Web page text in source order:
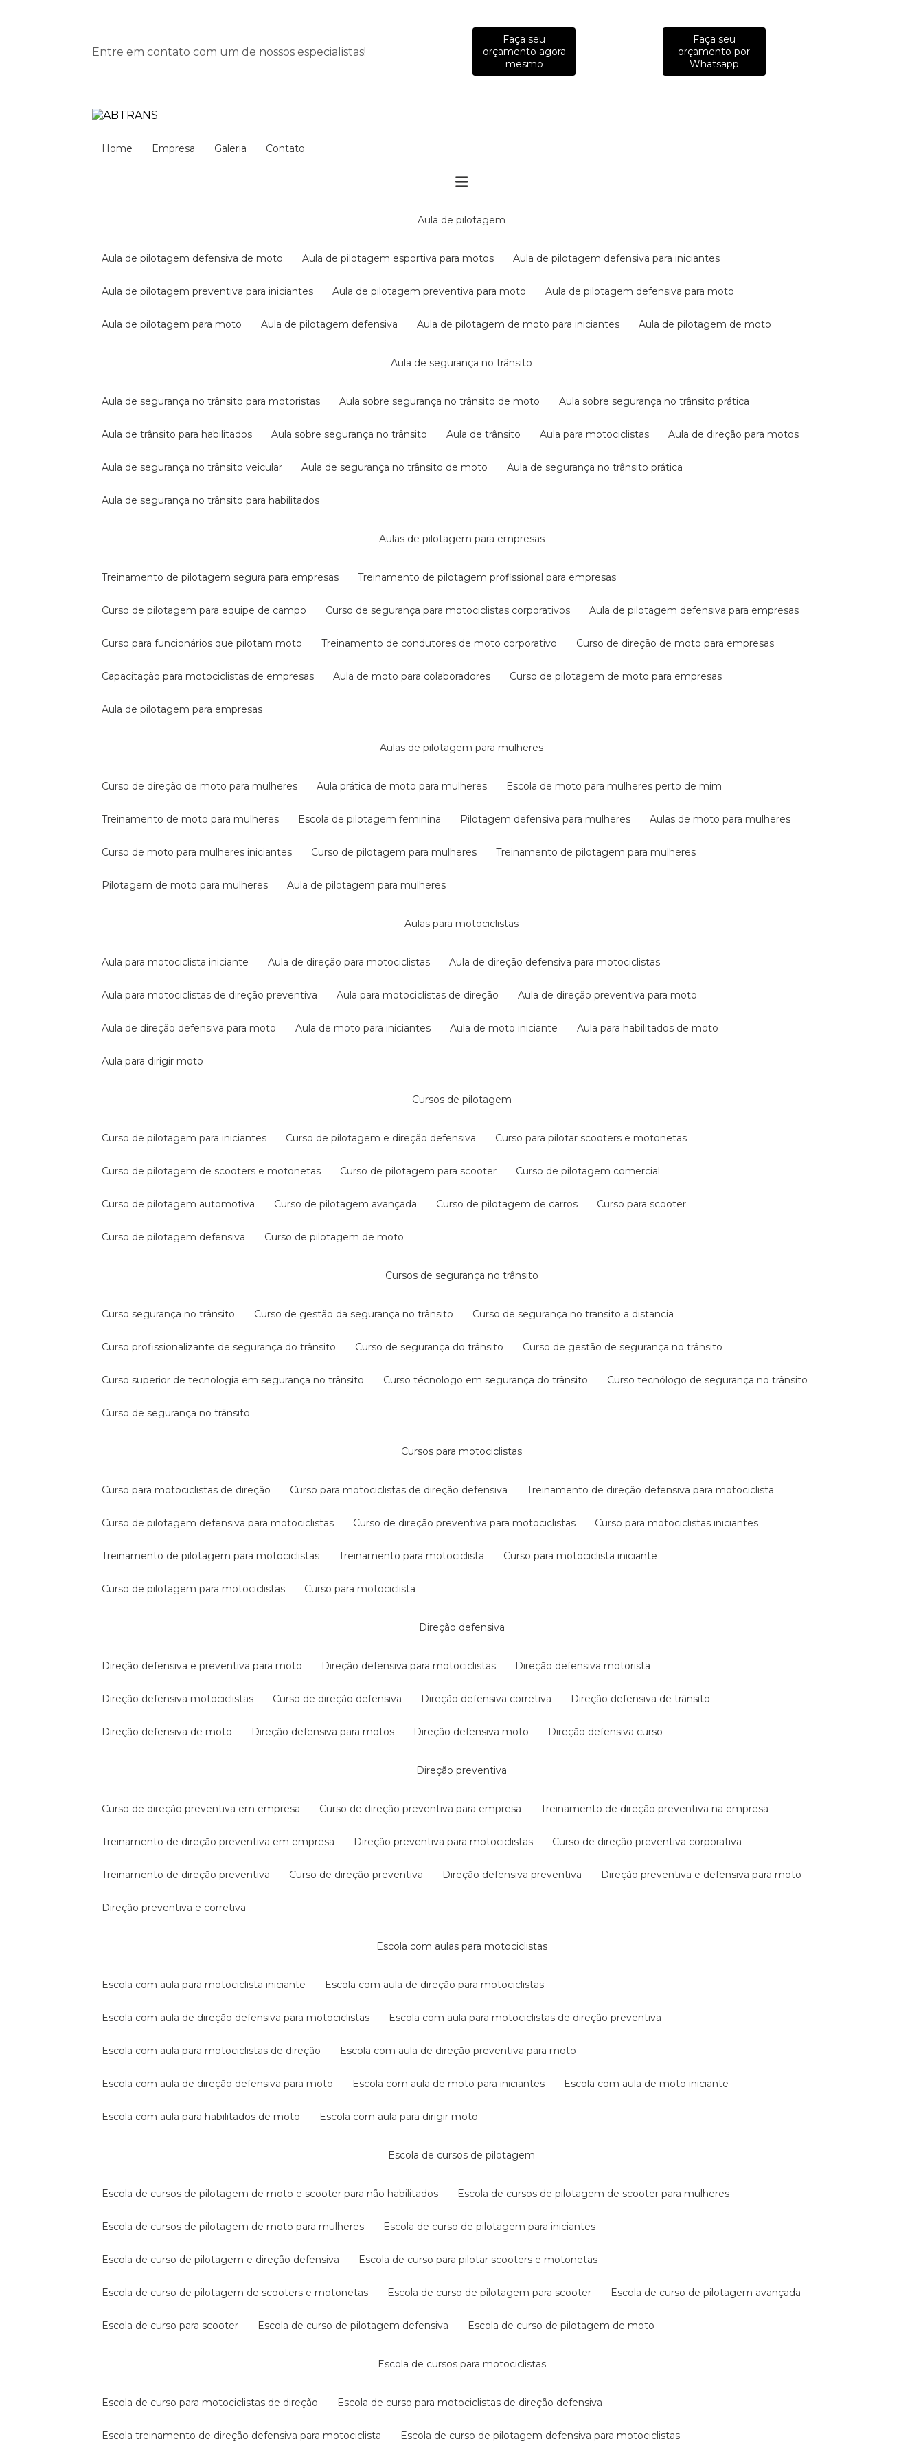
Entre em contato com um de nossos especialistas!
Faça seu
orçamento agora
mesmo
Faça seu
orçamento por
Whatsapp
Home Empresa Galeria Contato
aula de pilotagem
aula de pilotagem defensiva de moto aula de pilotagem esportiva para motos aula de pilotagem defensiva para iniciantes
aula de pilotagem preventiva para iniciantes aula de pilotagem preventiva para moto aula de pilotagem defensiva para moto
aula de pilotagem para moto aula de pilotagem defensiva aula de pilotagem de moto para iniciantes aula de pilotagem de moto
aula de segurança no trânsito
aula de segurança no trânsito para motoristas aula sobre segurança no trânsito de moto aula sobre segurança no trânsito prática
aula de trânsito para habilitados aula sobre segurança no trânsito aula de trânsito aula para motociclistas aula de direção para motos
aula de segurança no trânsito veicular aula de segurança no trânsito de moto aula de segurança no trânsito prática
aula de segurança no trânsito para habilitados
aulas de pilotagem para empresas
treinamento de pilotagem segura para empresas treinamento de pilotagem profissional para empresas
curso de pilotagem para equipe de campo curso de segurança para motociclistas corporativos aula de pilotagem defensiva para empresas
curso para funcionários que pilotam moto treinamento de condutores de moto corporativo curso de direção de moto para empresas
capacitação para motociclistas de empresas aula de moto para colaboradores curso de pilotagem de moto para empresas
aula de pilotagem para empresas
aulas de pilotagem para mulheres
curso de direção de moto para mulheres aula prática de moto para mulheres escola de moto para mulheres perto de mim
treinamento de moto para mulheres escola de pilotagem feminina pilotagem defensiva para mulheres aulas de moto para mulheres
curso de moto para mulheres iniciantes curso de pilotagem para mulheres treinamento de pilotagem para mulheres
pilotagem de moto para mulheres aula de pilotagem para mulheres
aulas para motociclistas
aula para motociclista iniciante aula de direção para motociclistas aula de direção defensiva para motociclistas
aula para motociclistas de direção preventiva aula para motociclistas de direção aula de direção preventiva para moto
aula de direção defensiva para moto aula de moto para iniciantes aula de moto iniciante aula para habilitados de moto
aula para dirigir moto
cursos de pilotagem
curso de pilotagem para iniciantes curso de pilotagem e direção defensiva curso para pilotar scooters e motonetas
curso de pilotagem de scooters e motonetas curso de pilotagem para scooter curso de pilotagem comercial
curso de pilotagem automotiva curso de pilotagem avançada curso de pilotagem de carros curso para scooter
curso de pilotagem defensiva curso de pilotagem de moto
cursos de segurança no trânsito
curso segurança no trânsito curso de gestão da segurança no trânsito curso de segurança no transito a distancia
curso profissionalizante de segurança do trânsito curso de segurança do trânsito curso de gestão de segurança no trânsito
curso superior de tecnologia em segurança no trânsito curso técnologo em segurança do trânsito curso tecnólogo de segurança no trânsito
curso de segurança no trânsito
cursos para motociclistas
curso para motociclistas de direção curso para motociclistas de direção defensiva treinamento de direção defensiva para motociclista
curso de pilotagem defensiva para motociclistas curso de direção preventiva para motociclistas curso para motociclistas iniciantes
treinamento de pilotagem para motociclistas treinamento para motociclista curso para motociclista iniciante
curso de pilotagem para motociclistas curso para motociclista
direção defensiva
direção defensiva e preventiva para moto direção defensiva para motociclistas direção defensiva motorista
direção defensiva motociclistas curso de direção defensiva direção defensiva corretiva direção defensiva de trânsito
direção defensiva de moto direção defensiva para motos direção defensiva moto direção defensiva curso
direção preventiva
curso de direção preventiva em empresa curso de direção preventiva para empresa treinamento de direção preventiva na empresa
treinamento de direção preventiva em empresa direção preventiva para motociclistas curso de direção preventiva corporativa
treinamento de direção preventiva curso de direção preventiva direção defensiva preventiva direção preventiva e defensiva para moto
direção preventiva e corretiva
escola com aulas para motociclistas
escola com aula para motociclista iniciante escola com aula de direção para motociclistas
escola com aula de direção defensiva para motociclistas escola com aula para motociclistas de direção preventiva
escola com aula para motociclistas de direção escola com aula de direção preventiva para moto
escola com aula de direção defensiva para moto escola com aula de moto para iniciantes escola com aula de moto iniciante
escola com aula para habilitados de moto escola com aula para dirigir moto
escola de cursos de pilotagem
escola de cursos de pilotagem de moto e scooter para não habilitados escola de cursos de pilotagem de scooter para mulheres
escola de cursos de pilotagem de moto para mulheres escola de curso de pilotagem para iniciantes
escola de curso de pilotagem e direção defensiva escola de curso para pilotar scooters e motonetas
escola de curso de pilotagem de scooters e motonetas escola de curso de pilotagem para scooter escola de curso de pilotagem avançada
escola de curso para scooter escola de curso de pilotagem defensiva escola de curso de pilotagem de moto
escola de cursos para motociclistas
escola de curso para motociclistas de direção escola de curso para motociclistas de direção defensiva
escola treinamento de direção defensiva para motociclista escola de curso de pilotagem defensiva para motociclistas